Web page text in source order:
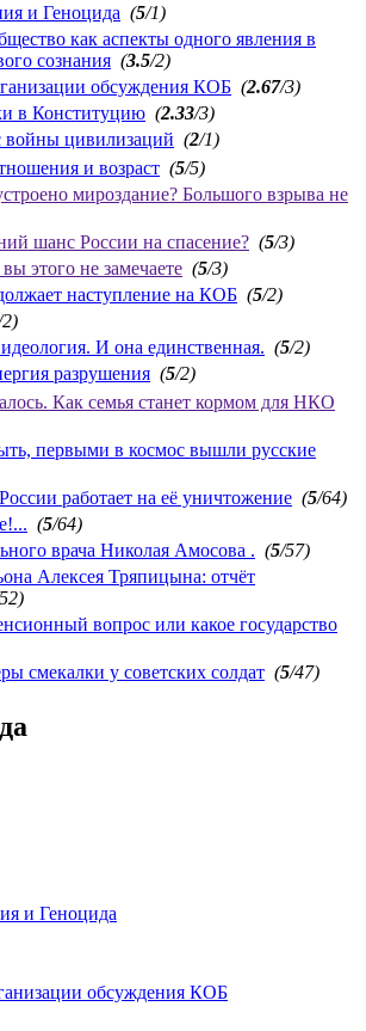
и Геноцида (5/1)
как аспекты одного явления в
сознания (3.5/2)
обсуждения КОБ (2.67/3)
в Конституцию (2.33/3)
войны цивилизаций (2/1)
и возраст (5/5)
мироздание? Большого взрыва не
шанс России на спасение? (5/3)
этого не замечаете (5/3)
наступление на КОБ (5/2)
И она единственная. (5/2)
разрушения (5/2)
Как семья станет кормом для НКО
первыми в космос вышли русские
работает на её уничтожение (5/64)
(5/64)
врача Николая Амосова . (5/57)
Алексея Тряпицына: отчёт
вопрос или какое государство
смекалки у советских солдат (5/47)
и Геноцида
обсуждения КОБ